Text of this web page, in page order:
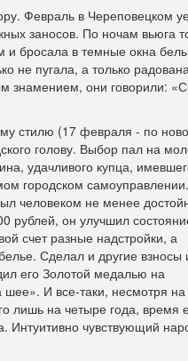
Февраль в Череповецком
заносов. По ночам вьюга
и бросала в темные окна
не пугала, а только
знамением, они говорили:
стилю (17 февраля - по
голову. Выбор пал на
удачливого купца,
городском самоуправлении.
человеком не менее
рублей, он улучшил
счет разные надстройки, а
Сделал и другие взносы
его Золотой медалью на
И все-таки, несмотря на
лишь на четыре года, время
Интуитивно чувствующий